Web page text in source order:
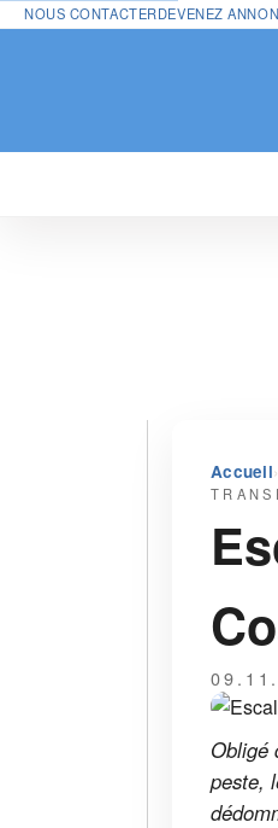
NOUS CONTACTERDEVENEZ
Accueil
Obligé
peste,